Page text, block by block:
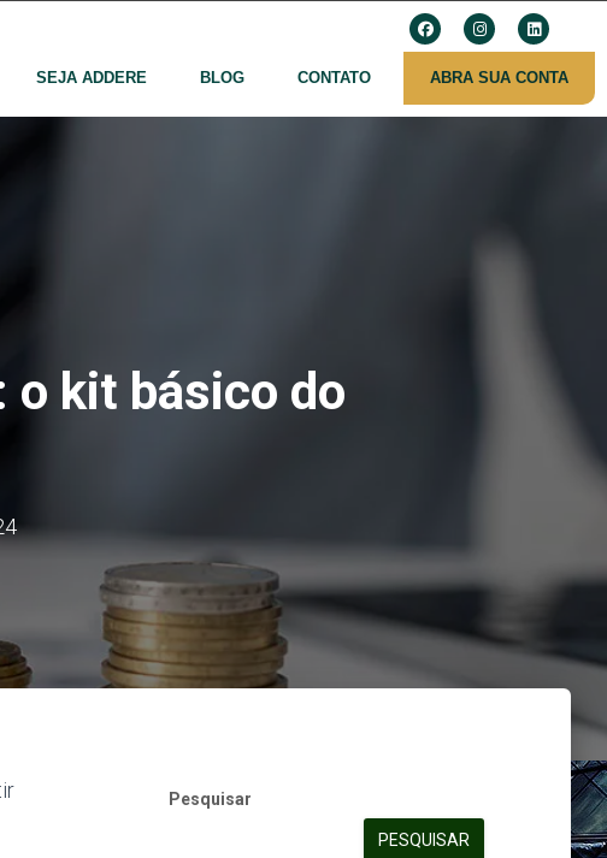
SEJA ADDERE BLOG CONTATO ABRA SUA CONTA
o kit básico do
Pesquisar
PESQUISAR